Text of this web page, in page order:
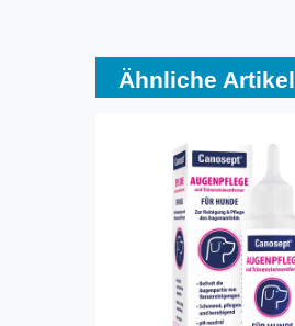
Ähnliche Artikel